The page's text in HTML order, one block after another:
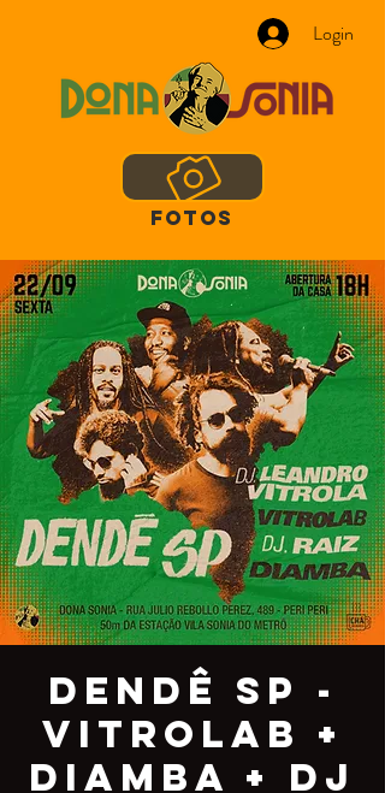
Login
FOTOS
DENDÊ SP -
VitrolaB +
Diamba + DJ